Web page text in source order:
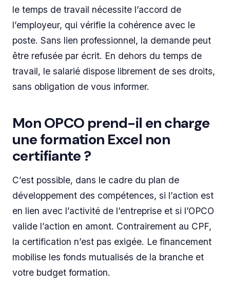
le temps de travail nécessite l’accord de
l’employeur, qui vérifie la cohérence avec le
poste. Sans lien professionnel, la demande peut
être refusée par écrit. En dehors du temps de
travail, le salarié dispose librement de ses droits,
sans obligation de vous informer.
Mon OPCO prend-il en charge
une formation Excel non
certifiante ?
C’est possible, dans le cadre du plan de
développement des compétences, si l’action est
en lien avec l’activité de l’entreprise et si l’OPCO
valide l’action en amont. Contrairement au CPF,
la certification n’est pas exigée. Le financement
mobilise les fonds mutualisés de la branche et
votre budget formation.